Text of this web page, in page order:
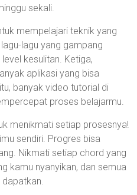
sekali.
mempelajari teknik yang
lagu yang gampang
kesulitan. Ketiga,
aplikasi yang bisa
banyak video tutorial di
proses belajarmu.
menikmati setiap prosesnya!
sendiri. Progres bisa
Nikmati setiap chord yang
kamu nyanyikan, dan semua